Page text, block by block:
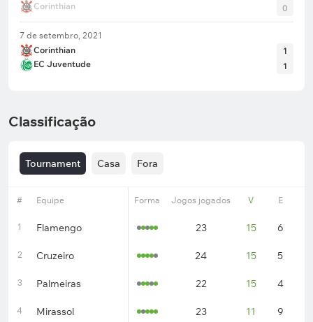
Corinthian
0
7 de setembro, 2021
Corinthian
EC Juventude
1
1
Classificação
Tournament Casa Fora
# Equipe Forma Jogos jogados V E
1 Flamengo 23 15 6
2 Cruzeiro 24 15 5
3 Palmeiras 22 15 4
4 Mirassol 23 11 9